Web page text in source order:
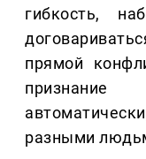
гибкость,
прямой
разными